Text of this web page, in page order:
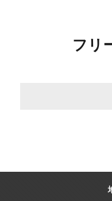
フリ